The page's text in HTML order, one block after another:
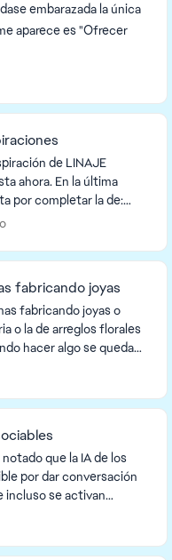
embarazada la única
aparece es "Ofrecer
de LINAJE
ahora. En la última
por completar la de:
una aspiración y
fabricando joyas
o la de arreglos florales
hacer algo se quedan
los ordena...
que la IA de los
por dar conversación
incluso se activan
controlado en una h...